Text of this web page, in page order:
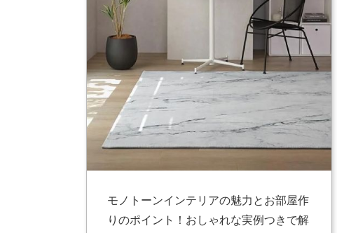
モノトーンインテリアの魅力とお部屋作
りのポイント！おしゃれな実例つきで解